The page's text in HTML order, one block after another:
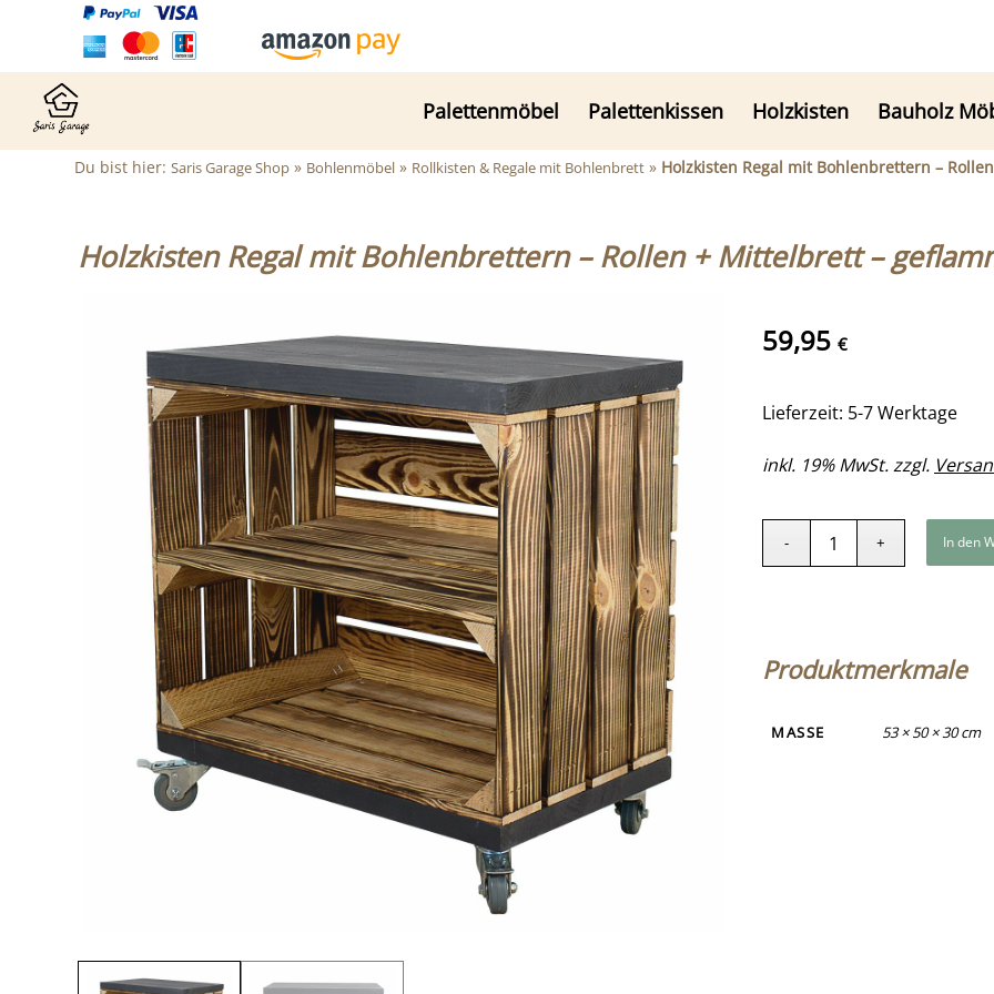
Palettenmöbel Palettenkissen Holzkisten Bauholz
Du bist hier: Saris Garage Shop » Bohlenmöbel » Rollkisten & Regale mit Bohlenbrett » Holzkisten Regal mit Bohlenbrettern –
Holzkisten Regal mit Bohlenbrettern – Rollen + Mittelbrett –
59,95 €
Lieferzeit: 5-7 Werktage
inkl. 19% MwSt. zzgl.
In den
Produktmerkmale
MASSE 53 × 50 × 30 cm